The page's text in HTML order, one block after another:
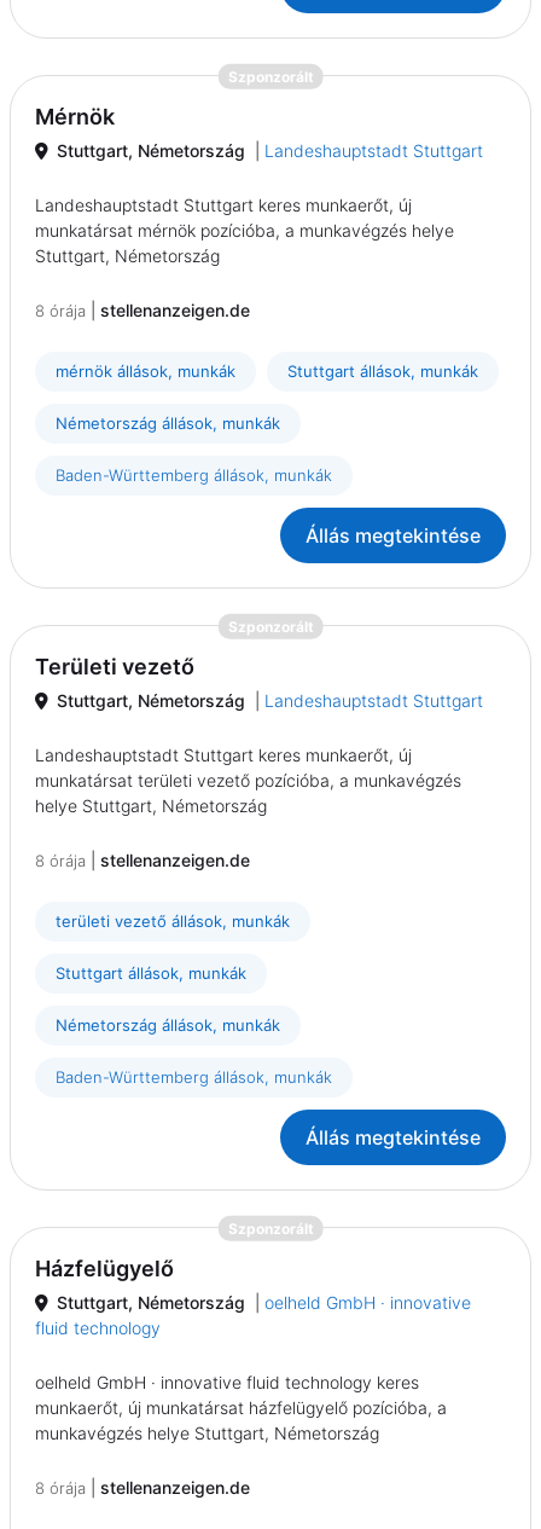
Szponzorált{prompt.job}
Mérnök
Stuttgart, Németország Landeshauptstadt Stuttgart
Landeshauptstadt Stuttgart keres munkaerőt, új
munkatársat mérnök pozícióba, a munkavégzés helye
Stuttgart, Németország
8 órája stellenanzeigen.de
mérnök állások, munkák Stuttgart állások, munkák
Németország állások, munkák
Baden-Württemberg állások, munkák
Állás megtekintése
Szponzorált{prompt.job}
Területi vezető
Stuttgart, Németország Landeshauptstadt Stuttgart
Landeshauptstadt Stuttgart keres munkaerőt, új
munkatársat területi vezető pozícióba, a munkavégzés
helye Stuttgart, Németország
8 órája stellenanzeigen.de
területi vezető állások, munkák
Stuttgart állások, munkák
Németország állások, munkák
Baden-Württemberg állások, munkák
Állás megtekintése
Szponzorált{prompt.job}
Házfelügyelő
Stuttgart, Németország
oelheld GmbH · innovative
fluid technology
oelheld GmbH · innovative fluid technology keres
munkaerőt, új munkatársat házfelügyelő pozícióba, a
munkavégzés helye Stuttgart, Németország
8 órája stellenanzeigen.de